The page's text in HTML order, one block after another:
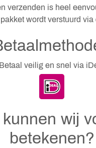
verzenden is heel
wordt verstuurd via
Betaal veilig en snel via
wij
betekenen?